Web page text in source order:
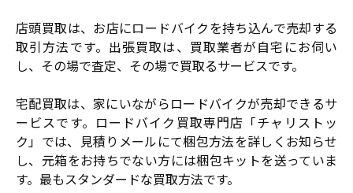
店頭買取は、お店にロードバイクを持ち込んで売却する
取引方法です。出張買取は、買取業者が自宅にお伺い
し、その場で査定、その場で買取るサービスです。
宅配買取は、家にいながらロードバイクが売却できるサ
ービスです。ロードバイク買取専門店「チャリストッ
ク」では、見積りメールにて梱包方法を詳しくお知らせ
し、元箱をお持ちでない方には梱包キットを送っていま
す。最もスタンダードな買取方法です。